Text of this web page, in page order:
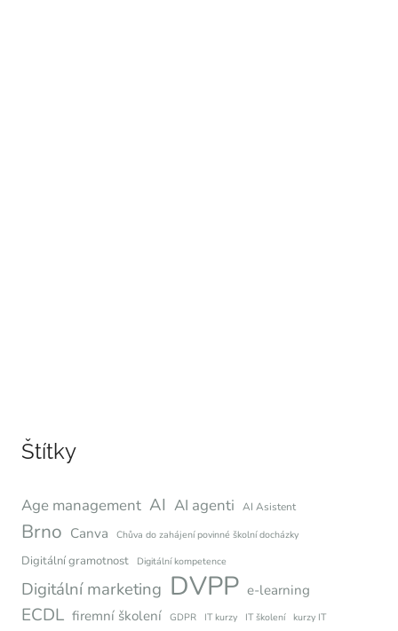
Štítky
Age management AI AI agenti AI Asistent
Brno Canva Chůva do zahájení povinné školní docházky
Digitální gramotnost Digitální kompetence
Digitální marketing DVPP e-learning
ECDL firemní školení GDPR IT kurzy IT školení kurzy IT